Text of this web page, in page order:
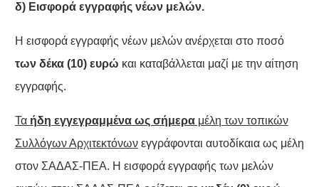
δ) Εισφορά εγγραφής νέων μελών.
Η εισφορά εγγραφής νέων μελών ανέρχεται στο ποσό
των δέκα (10) ευρώ και καταβάλλεται μαζί με την αίτηση
εγγραφής.
Τα ήδη εγγεγραμμένα ως σήμεραμέλη των τοπικών
Συλλόγων Αρχιτεκτόνωνεγγράφονται αυτοδίκαια ως μέλη
στον ΣΑΔΑΣ-ΠΕΑ. Η εισφορά εγγραφής των μελών